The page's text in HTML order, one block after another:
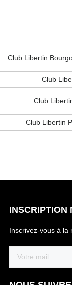
Club Libertin
Club
Club
Club Libertin
INSCRIPTION
Inscrivez-vous à la